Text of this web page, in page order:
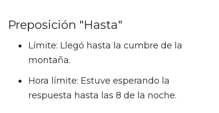
Preposición "Hasta"
Límite: Llegó hasta la cumbre de la
montaña.
Hora límite: Estuve esperando la
respuesta hasta las 8 de la noche.